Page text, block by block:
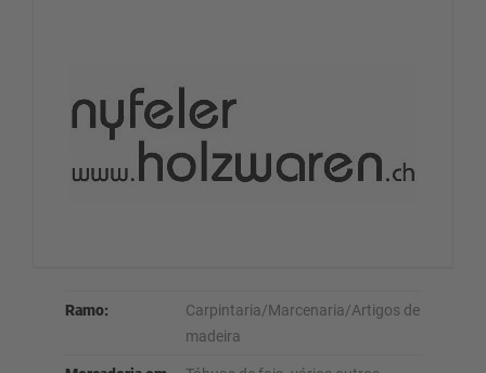
Ramo:
Carpintaria/Marcenaria/Artigos de
madeira